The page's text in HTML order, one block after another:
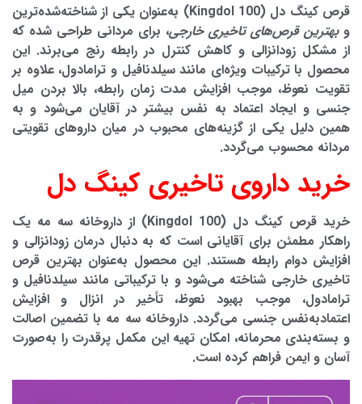
قرص کینگ دل (Kingdol 100)
به‌عنوان یکی از شناخته‌شده‌ترین
وبهترین قرص‌های تاخیری خارجی، برای مردانی طراحی شده که
از مشکل زودانزالی و کاهش کنترل در رابطه رنج می‌برند. این
محصول با ترکیبات ویژه‌ای مانند سیلدنافیل و ترامادول، علاوه بر
تقویت نعوظ، موجب افزایش مدت زمان رابطه، بالا بردن میل
جنسی و ایجاد اعتماد به نفس بیشتر در آقایان می‌شود و به
همین دلیل یکی از گزینه‌های محبوب در میان داروهای تقویتی
مردانه محسوب می‌گردد.
خرید داروی تاخیری کینگ دل
خرید قرص کینگ دل (Kingdol 100) از داروخانه سه مه
یک
راهکار مطمئن برای آقایانی است که به دنبال درمان زودانزالی و
افزایش دوام رابطه هستند. این محصول به‌عنوان بهترین قرص
تاخیری خارجی شناخته می‌شود و با ترکیباتی مانند سیلدنافیل و
ترامادول، موجب بهبود نعوظ، تأخیر در انزال و افزایش
اعتمادبه‌نفس جنسی می‌گردد. داروخانه سه مه با تضمین اصالت
و بسته‌بندی محرمانه، امکان تهیه این مکمل پرقدرت را به‌صورت
آسان و ایمن فراهم کرده است.